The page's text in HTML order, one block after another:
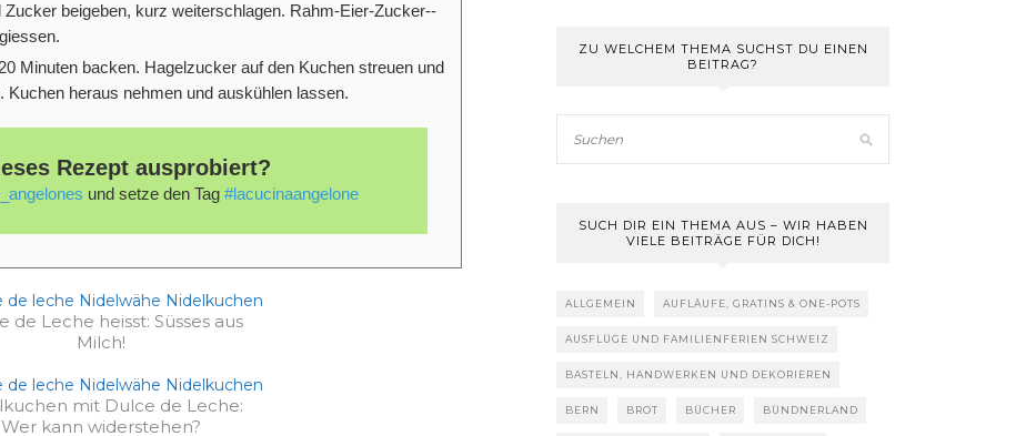
Zucker beigeben, kurz weiterschlagen. Rahm­-Eier-Zucker-­
Minuten backen. Hagelzucker auf den Kuchen streuen und
Kuchen heraus­ nehmen und auskühlen lassen.
Rezept ausprobiert?
und setze den Tag #lacucinaangelone
de Leche heisst: Süsses aus
Milch!
mit Dulce de Leche:
Wer kann widerstehen?
ZU WELCHEM THEMA SUCHST DU EINEN
BEITRAG?
SUCH DIR EIN THEMA AUS – WIR HABEN
VIELE BEITRÄGE FÜR DICH!
ALLGEMEIN AUFLÄUFE, GRATINS & ONE-POTS
AUSFLÜGE UND FAMILIENFERIEN SCHWEIZ
BASTELN, HANDWERKEN UND DEKORIEREN
BERN BROT BÜCHER BÜNDNERLAND